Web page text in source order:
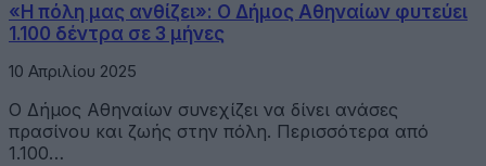
«Η πόλη μας ανθίζει»: Ο Δήμος Αθηναίων φυτεύει
1.100 δέντρα σε 3 μήνες
10 Απριλίου 2025
Ο Δήμος Αθηναίων συνεχίζει να δίνει ανάσες
πρασίνου και ζωής στην πόλη. Περισσότερα από
1.100…